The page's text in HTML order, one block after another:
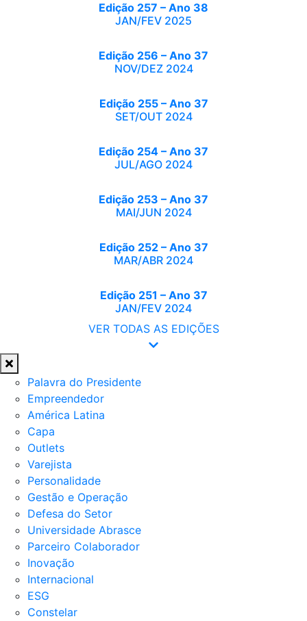
Edição 257 – Ano 38
JAN/FEV 2025
Edição 256 – Ano 37
NOV/DEZ 2024
Edição 255 – Ano 37
SET/OUT 2024
Edição 254 – Ano 37
JUL/AGO 2024
Edição 253 – Ano 37
MAI/JUN 2024
Edição 252 – Ano 37
MAR/ABR 2024
Edição 251 – Ano 37
JAN/FEV 2024
VER TODAS AS EDIÇÕES
Palavra do Presidente
Empreendedor
América Latina
Capa
Outlets
Varejista
Personalidade
Gestão e Operação
Defesa do Setor
Universidade Abrasce
Parceiro Colaborador
Inovação
Internacional
ESG
Constelar